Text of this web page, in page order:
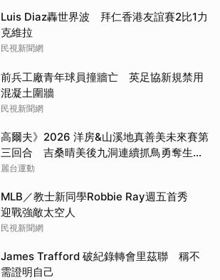
Luis Diaz轟世界波 拜仁香港友誼賽2比1力
克維拉
民視新聞網
前兵工廠青年球員撞牆亡 英足協新規禁用
混凝土圍牆
民視新聞網
高爾夫》2026 洋房&山溪地真善美未來賽第
三回合 吉桑晴美後九洞連續抓鳥勇奪生涯
首冠
麗台運動
MLB／教士新同學Robbie Ray週五首秀
迎戰強敵太空人
民視新聞網
James Trafford 破紀錄轉會里茲聯 稱不
需證明自己